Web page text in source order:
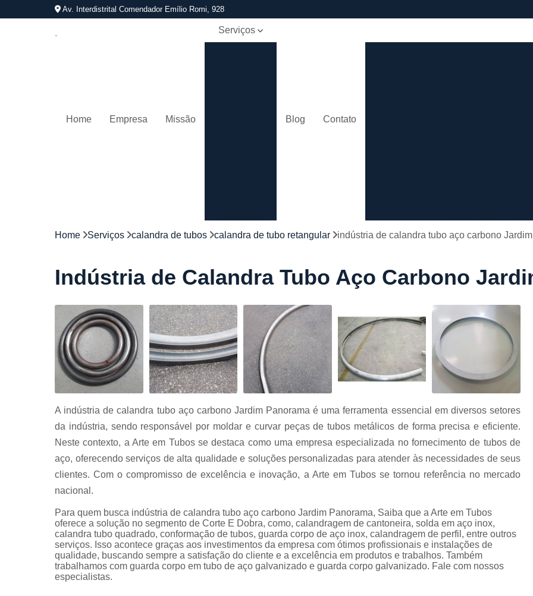
Av. Interdistrital Comendador Emílio Romi, 928
Home Empresa Missão
Serviços
Cortes a
Cortes de
chapa
Curvamento
de tubo
Dobra de
chapas
tubo
corte
Guarda
corpos
corpos ferro
Guarda
corpos
galvanizados
Blog Contato
Calandragem Tubo em
Conformação com Tubo Tipo
Conformação em
Conformação para
Conformação Tubo de Metal
Corrimão Aço Tipo
Corrimão de
Corrimão de Aço Galvanizado
Corrimão em
Corrimão em Tubo de Aço
Corrimão Galvanizado com
Corrimão
Corrimão de Ferro
Corrimão Escada Interna Ferro
Corrimão Ferro de Escada
Home Serviços calandra de tubos calandra de tubo retangular indústria de calandra tubo aço carbono
Indústria de Calandra Tubo Aço Carbono
A indústria de calandra tubo aço carbono Jardim Panorama é uma ferramenta essencial em diversos setores
da indústria, sendo responsável por moldar e curvar peças de tubos metálicos de forma precisa e eficiente.
Neste contexto, a Arte em Tubos se destaca como uma empresa especializada no fornecimento de tubos de
aço, oferecendo serviços de alta qualidade e soluções personalizadas para atender às necessidades de seus
clientes. Com o compromisso de excelência e inovação, a Arte em Tubos se tornou referência no mercado
nacional.
Para quem busca indústria de calandra tubo aço carbono Jardim Panorama, Saiba que a Arte em Tubos
oferece a solução no segmento de Corte E Dobra, como, calandragem de cantoneira, solda em aço inox,
calandra tubo quadrado, conformação de tubos, guarda corpo de aço inox, calandragem de perfil, entre outros
serviços. Isso acontece graças aos investimentos da empresa com ótimos profissionais e instalações de
qualidade, buscando sempre a satisfação do cliente e a excelência em produtos e trabalhos. Também
trabalhamos com guarda corpo em tubo de aço galvanizado e guarda corpo galvanizado. Fale com nossos
especialistas.